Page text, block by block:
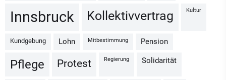
Innsbruck Kollektivvertrag Kultur
Kundgebung Lohn Mitbestimmung Pension
Pflege Protest Regierung Solidarität